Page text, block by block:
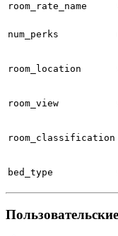
room_rate_name
num_perks
room_location
room_view
room_classification
bed_type